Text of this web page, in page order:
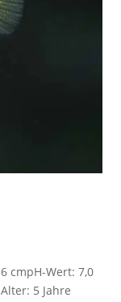
cmpH-Wert: 7,0
5 Jahre